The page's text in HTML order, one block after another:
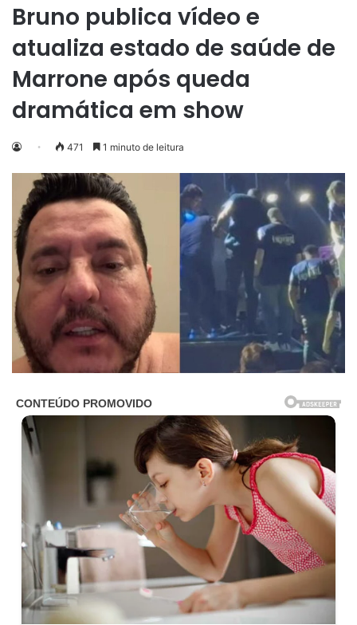
Bruno publica vídeo e
atualiza estado de saúde de
Marrone após queda
dramática em show
471 1 minuto de leitura